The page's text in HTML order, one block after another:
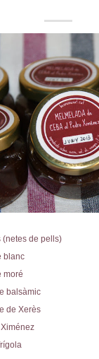
(netes de pells)
blanc
moré
balsàmic
de Xerès